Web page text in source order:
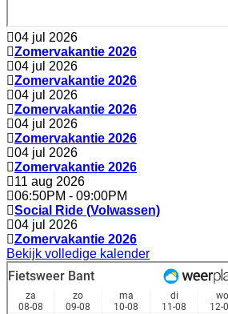
04 jul 2026
Zomervakantie 2026
04 jul 2026
Zomervakantie 2026
04 jul 2026
Zomervakantie 2026
04 jul 2026
Zomervakantie 2026
04 jul 2026
Zomervakantie 2026
11 aug 2026
06:50PM - 09:00PM
Social Ride (Volwassen)
04 jul 2026
Zomervakantie 2026
Bekijk volledige kalender